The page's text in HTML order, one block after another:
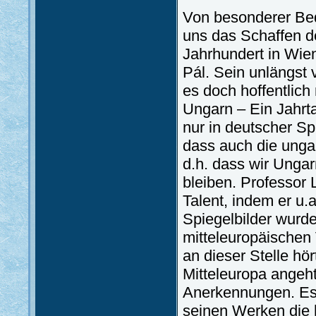
Von besonderer
uns das Schaffen
Jahrhundert in
Pál. Sein unlängst
es doch hoffentlich
Ungarn – Ein
nur in deutscher
dass auch die
d.h. dass wir
bleiben. Professor
Talent, indem er
Spiegelbilder
an dieser Stelle
Mitteleuropa
Anerkennungen.
seinen Werken die